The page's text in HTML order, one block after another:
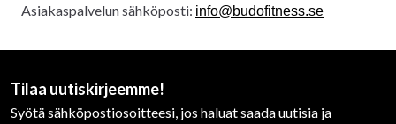
Asiakaspalvelun sähköposti: info@budofitness.se
Tilaa uutiskirjeemme!
Syötä sähköpostiosoitteesi, jos haluat saada uutisia ja